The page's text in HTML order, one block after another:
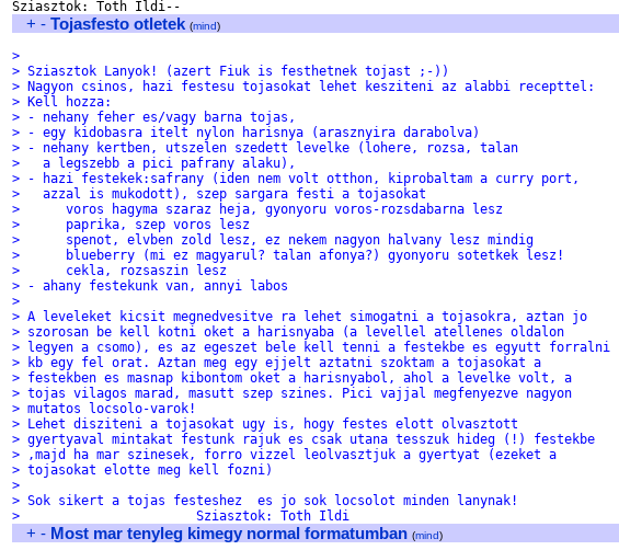
+ - Tojasfesto otletek (mind)
>
> Sziasztok Lanyok! (azert Fiuk is festhetnek tojast ;-))
> Nagyon csinos, hazi festesu tojasokat lehet kesziteni az alabbi recepttel:
> Kell hozza:
> - nehany feher es/vagy barna tojas,
> - egy kidobasra itelt nylon harisnya (arasznyira darabolva)
> - nehany kertben, utszelen szedett levelke (lohere, rozsa, talan
>   a legszebb a pici pafrany alaku),
> - hazi festekek:safrany (iden nem volt otthon, kiprobaltam a curry port,
>   azzal is mukodott), szep sargara festi a tojasokat
>      voros hagyma szaraz heja, gyonyoru voros-rozsdabarna lesz
>      paprika, szep voros lesz
>      spenot, elvben zold lesz, ez nekem nagyon halvany lesz mindig
>      blueberry (mi ez magyarul? talan afonya?) gyonyoru sotetkek lesz!
>      cekla, rozsaszin lesz
> - ahany festekunk van, annyi labos
>
> A leveleket kicsit megnedvesitve ra lehet simogatni a tojasokra, aztan jo
> szorosan be kell kotni oket a harisnyaba (a levellel atellenes oldalon
> legyen a csomo), es az egeszet bele kell tenni a festekbe es egyutt forralni
> kb egy fel orat. Aztan meg egy ejjelt aztatni szoktam a tojasokat a
> festekben es masnap kibontom oket a harisnyabol, ahol a levelke volt, a
> tojas vilagos marad, masutt szep szines. Pici vajjal megfenyezve nagyon
> mutatos locsolo-varok!
> Lehet disziteni a tojasokat ugy is, hogy festes elott olvasztott
> gyertyaval mintakat festunk rajuk es csak utana tesszuk hideg (!) festekbe
> ,majd ha mar szinesek, forro vizzel leolvasztjuk a gyertyat (ezeket a
> tojasokat elotte meg kell fozni)
>
> Sok sikert a tojas festeshez  es jo sok locsolot minden lanynak!
>                       Sziasztok: Toth Ildi
+ - Most mar tenyleg kimegy normal formatumban (mind)